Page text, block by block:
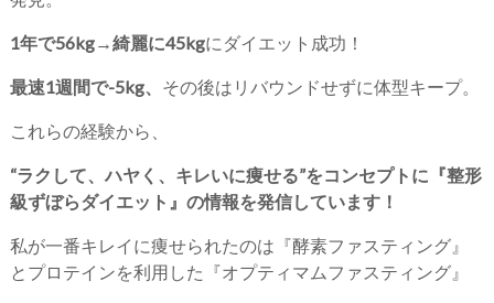
1年で56kg→綺麗に45kgにダイエット成功！
最速1週間で-5kg、 その後はリバウンドせずに体型キープ。
これらの経験から、
“ラクして、ハヤく、キレいに痩せる”をコンセプトに『整形
級ずぼらダイエット』の情報を発信しています！
私が一番キレイに痩せられたのは『酵素ファスティング』
とプロテインを利用した『オプティマムファスティング』